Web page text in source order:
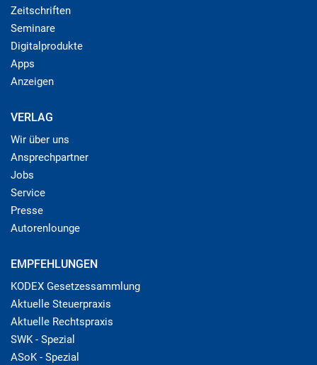
Zeitschriften
Seminare
Digitalprodukte
Apps
Anzeigen
VERLAG
Wir über uns
Ansprechpartner
Jobs
Service
Presse
Autorenlounge
EMPFEHLUNGEN
KODEX Gesetzessammlung
Aktuelle Steuerpraxis
Aktuelle Rechtspraxis
SWK - Spezial
ASoK - Spezial